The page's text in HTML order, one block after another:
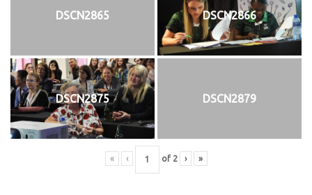
DSCN2865 DSCN2866
DSCN2875 DSCN2879
« ‹ of 2 › »